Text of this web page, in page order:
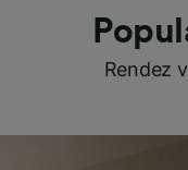
Rendez